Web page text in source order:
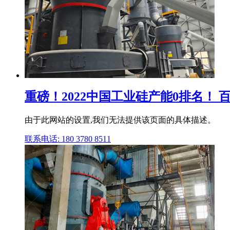
重磅！2022中国工业硅产能0排名！
由于此网站的设置,我们无法提供该页面的具体描述。
联系电话: 180 3780 8511